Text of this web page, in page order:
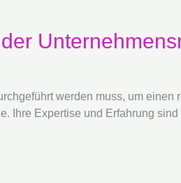
werden muss, um einen
Ihre Expertise und Erfahrung